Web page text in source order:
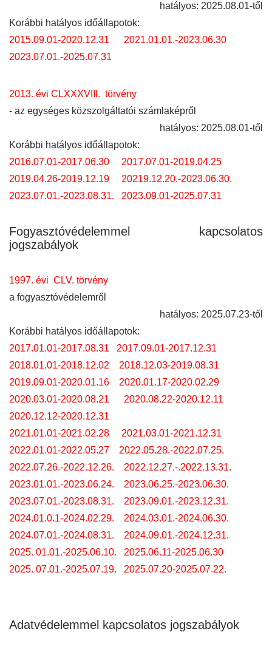
hatályos: 2025.08.01-től
Korábbi hatályos időállapotok:
2015.09.01-2020.12.31
2021.01.01.-2023.06.30
2023.07.01.-2025.07.31
2013. évi CLXXXVIII. törvény
- az egységes közszolgáltatói számlaképről
hatályos: 2025.08.01-től
Korábbi hatályos időállapotok:
2016.07.01-2017.06.30
2017.07.01-2019.04.25
2019.04.26-2019.12.19
20219.12.20.-2023.06.30.
2023.07.01.-2023.08.31.
2023.09.01-2025.07.31
Fogyasztóvédelemmel kapcsolatos
jogszabályok
1997. évi CLV. törvény
a fogyasztóvédelemről
hatályos: 2025.07.23-től
Korábbi hatályos időállapotok:
2017.01.01-2017.08.31
2017.09.01-2017.12.31
2018.01.01-2018.12.02
2018.12.03-2019.08.31
2019.09.01-2020.01.16
2020.01.17-2020.02.29
2020.03.01-2020.08.21
2020.08.22-2020.12.11
2020.12.12-2020.12.31
2021.01.01-2021.02.28
2021.03.01-2021.12.31
2022.01.01-2022.05.27
2022.05.28.-2022.07.25.
2022.07.26.-2022.12.26.
2022.12.27.-.2022.13.31.
2023.01.01.-2023.06.24.
2023.06.25.-2023.06.30.
2023.07.01.-2023.08.31.
2023.09.01.-2023.12.31.
2024.01.0.1-2024.02.29.
2024.03.01.-2024.06.30.
2024.07.01.-2024.08.31.
2024.09.01.-2024.12.31.
2025. 01.01.-2025.06.10.
2025.06.11-2025.06.30
2025. 07.01.-2025.07.19.
2025.07.20-2025.07.22.
Adatvédelemmel kapcsolatos jogszabályok